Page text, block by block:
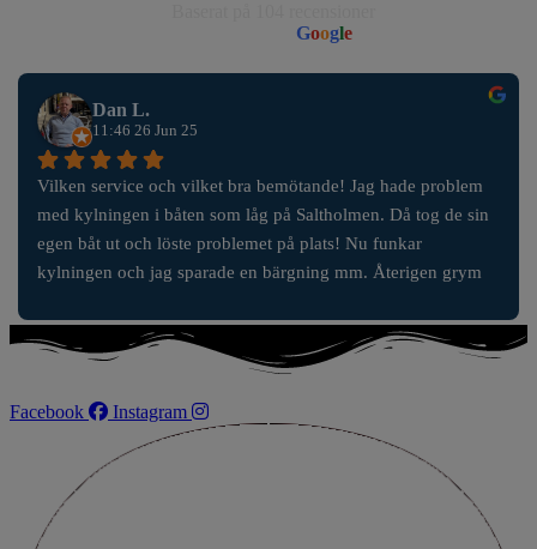
Google
Dan L.
11:46 26 Jun 25
Vilken service och vilket bra bemötande! Jag hade problem
med kylningen i båten som låg på Saltholmen. Då tog de sin
egen båt ut och löste problemet på plats! Nu funkar
kylningen och jag sparade en bärgning mm. Återigen grym
Facebook Instagram